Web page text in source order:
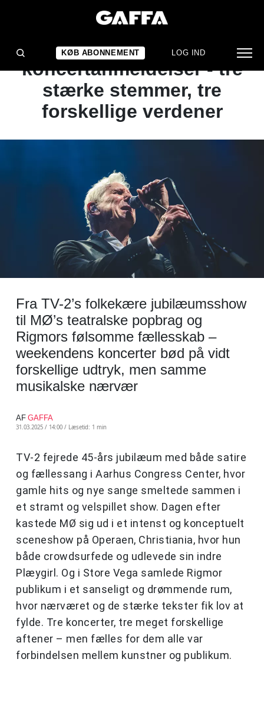
KØB ABONNEMENT LOG IND
NYHED
GUIDE: Weekendens
koncertanmeldelser - tre
stærke stemmer, tre
forskellige verdener
Fra TV-2’s folkekære jubilæumsshow
til MØ’s teatralske popbrag og
Rigmors følsomme fællesskab –
weekendens koncerter bød på vidt
forskellige udtryk, men samme
musikalske nærvær
AF GAFFA
31.03.2025 / 14:00 / Læsetid: 1 min
TV-2 fejrede 45-års jubilæum med både satire
og fællessang i Aarhus Congress Center, hvor
gamle hits og nye sange smeltede sammen i
et stramt og velspillet show. Dagen efter
kastede MØ sig ud i et intenst og konceptuelt
sceneshow på Operaen, Christiania, hvor hun
både crowdsurfede og udlevede sin indre
Plæygirl. Og i Store Vega samlede Rigmor
publikum i et sanseligt og drømmende rum,
hvor nærværet og de stærke tekster fik lov at
fylde. Tre koncerter, tre meget forskellige
aftener – men fælles for dem alle var
forbindelsen mellem kunstner og publikum.